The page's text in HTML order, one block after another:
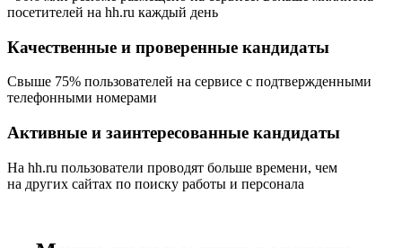
посетителей на hh.ru каждый день
Качественные и проверенные кандидаты
Свыше 75% пользователей на сервисе с подтвержденными
телефонными номерами
Активные и заинтересованные кандидаты
На hh.ru пользователи проводят больше времени, чем
на других сайтах по поиску работы и персонала